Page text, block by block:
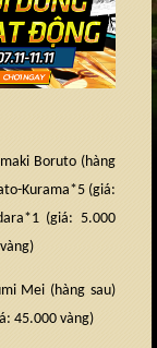
Boruto (hàng
Kurama*5 (giá:
(giá: 5.000
Mei (hàng sau)
45.000 vàng)